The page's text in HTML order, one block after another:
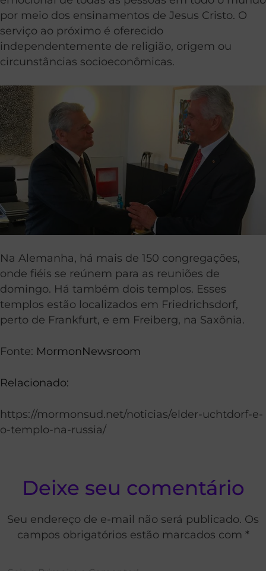
por meio dos ensinamentos de Jesus Cristo. O
serviço ao próximo é oferecido
independentemente de religião, origem ou
circunstâncias socioeconômicas.
Na Alemanha, há mais de 150 congregações,
onde fiéis se reúnem para as reuniões de
domingo. Há também dois templos. Esses
templos estão localizados em Friedrichsdorf,
perto de Frankfurt, e em Freiberg, na Saxônia.
Fonte: MormonNewsroom
Relacionado:
https://mormonsud.net/noticias/elder-uchtdorf-e-
o-templo-na-russia/
Deixe seu comentário
Seu endereço de e-mail não será publicado. Os
campos obrigatórios estão marcados com *